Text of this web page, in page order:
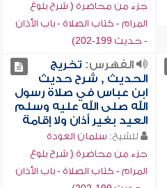
جزء من محاضرة ( شرح بلوغ
المرام - كتاب الصلاة - باب الأذان
- حديث 199-202)
الفهرس: تخريج
الحديث , شرح حديث
ابن عباس في صلاة رسول
الله صلى الله عليه وسلم
العيد بغير أذان ولا إقامة
للشيخ: سلمان العودة
جزء من محاضرة ( شرح بلوغ
المرام - كتاب الصلاة - باب الأذان